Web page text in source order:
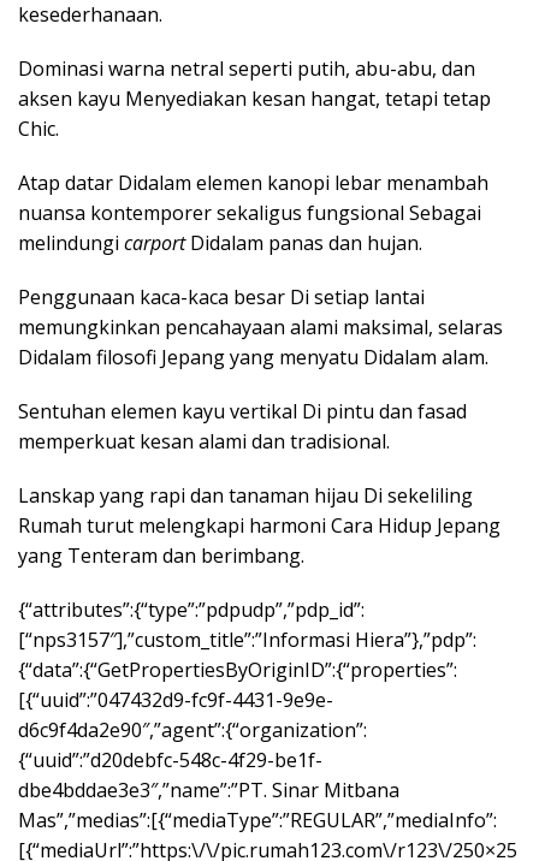
kesederhanaan.
Dominasi warna netral seperti putih, abu-abu, dan
aksen kayu Menyediakan kesan hangat, tetapi tetap
Chic.
Atap datar Didalam elemen kanopi lebar menambah
nuansa kontemporer sekaligus fungsional Sebagai
melindungi carportDidalam panas dan hujan.
Penggunaan kaca-kaca besar Di setiap lantai
memungkinkan pencahayaan alami maksimal, selaras
Didalam filosofi Jepang yang menyatu Didalam alam.
Sentuhan elemen kayu vertikal Di pintu dan fasad
memperkuat kesan alami dan tradisional.
Lanskap yang rapi dan tanaman hijau Di sekeliling
Rumah turut melengkapi harmoni Cara Hidup Jepang
yang Tenteram dan berimbang.
{“attributes”:{“type”:”pdpudp”,”pdp_id”:
[“nps3157″],”custom_title”:”Informasi Hiera”},”pdp”:
{“data”:{“GetPropertiesByOriginID”:{“properties”:
[{“uuid”:”047432d9-fc9f-4431-9e9e-
d6c9f4da2e90″,”agent”:{“organization”:
{“uuid”:”d20debfc-548c-4f29-be1f-
dbe4bddae3e3″,”name”:”PT. Sinar Mitbana
Mas”,”medias”:[{“mediaType”:”REGULAR”,”mediaInfo”:
[{“mediaUrl”:”https:\/\/pic.rumah123.com\/r123\/250×25